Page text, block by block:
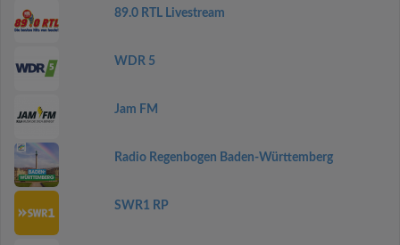
89.0 RTL Livestream
WDR 5
Jam FM
Radio Regenbogen Baden-Württemberg
SWR1 RP